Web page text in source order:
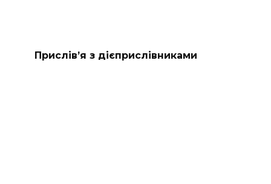
Прислів’я з дієприслівниками